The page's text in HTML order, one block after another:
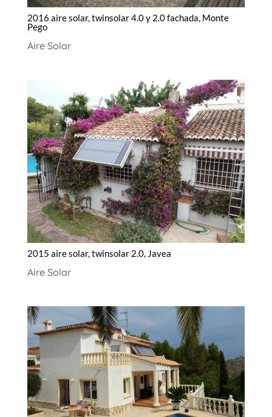
2016 aire solar, twinsolar 4.0 y 2.0 fachada, Monte
Pego
Aire Solar
2015 aire solar, twinsolar 2.0, Javea
Aire Solar